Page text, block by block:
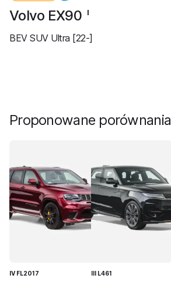
Volvo EX90 I
BEV SUV Ultra [22-]
Proponowane porównania
IV FL2017 III L461